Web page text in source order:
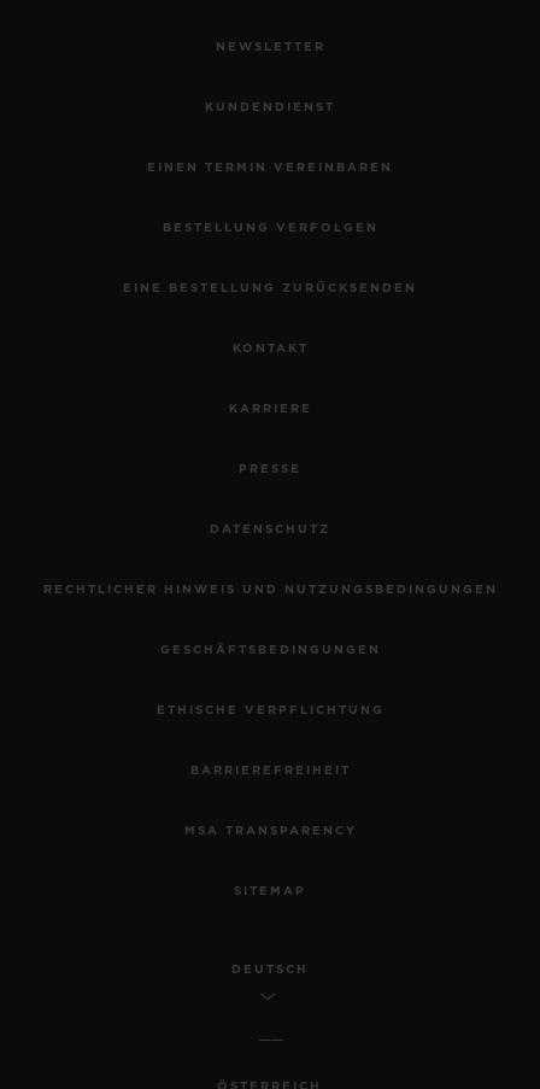
NEWSLETTER
KUNDENDIENST
EINEN TERMIN VEREINBAREN
BESTELLUNG VERFOLGEN
EINE BESTELLUNG ZURÜCKSENDEN
KONTAKT
KARRIERE
PRESSE
DATENSCHUTZ
RECHTLICHER HINWEIS UND NUTZUNGSBEDINGUNGEN
GESCHÄFTSBEDINGUNGEN
ETHISCHE VERPFLICHTUNG
BARRIEREFREIHEIT
MSA TRANSPARENCY
SITEMAP
DEUTSCH
ÖSTERREICH